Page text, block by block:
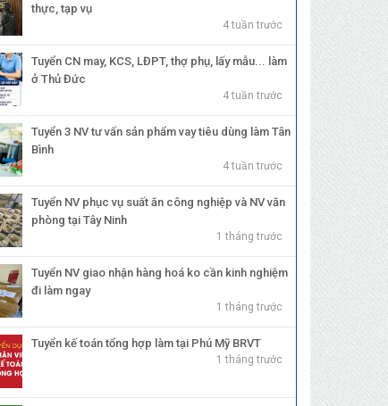
thực, tạp vụ
4 tuần trước
Tuyển CN may, KCS, LĐPT, thợ phụ, lấy mẫu... làm
ở Thủ Đức
4 tuần trước
Tuyển 3 NV tư vấn sản phẩm vay tiêu dùng làm Tân
Bình
4 tuần trước
Tuyển NV phục vụ suất ăn công nghiệp và NV văn
phòng tại Tây Ninh
1 tháng trước
Tuyển NV giao nhận hàng hoá ko cần kinh nghiệm
đi làm ngay
1 tháng trước
Tuyển kế toán tổng hợp làm tại Phú Mỹ BRVT
1 tháng trước